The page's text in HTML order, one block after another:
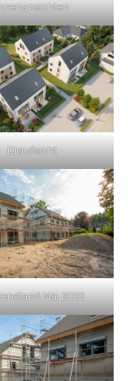
Draufsicht
Mai 2022